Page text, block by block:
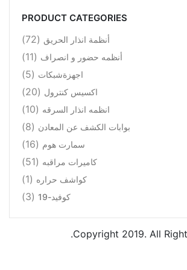
PRODUCT CATEGORIES
أنظمة انذار الحريق (72)
أنظمه حضور و انصراف (11)
اجهزةشبكات (5)
اكسيس كنترول (20)
انظمه انذار السرقه (10)
بوابات الكشف عن المعادن (8)
سمارت هوم (16)
كاميرات مراقبه (51)
كواشف حراره (1)
كوفيد-19 (3)